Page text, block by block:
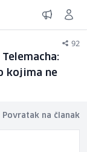
92
kojima ne
Povratak na članak